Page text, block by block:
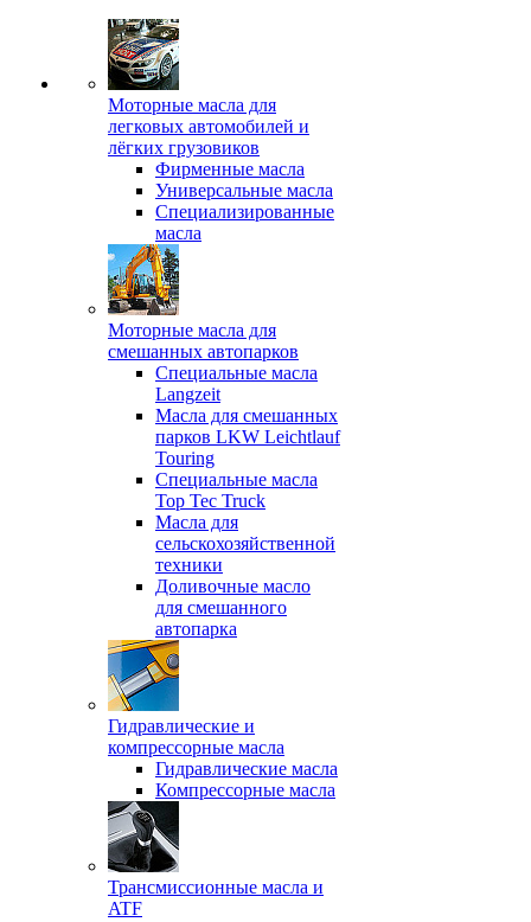
Моторные масла для
легковых автомобилей и
лёгких грузовиков
Фирменные масла
Универсальные масла
Специализированные
масла
Моторные масла для
смешанных автопарков
Специальные масла
Langzeit
Масла для смешанных
парков LKW Leichtlauf
Touring
Специальные масла
Top Tec Truck
Масла для
сельскохозяйственной
техники
Доливочные масло
для смешанного
автопарка
Гидравлические и
компрессорные масла
Гидравлические масла
Компрессорные масла
Трансмиссионные масла и
ATF